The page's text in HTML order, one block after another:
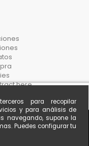
para recopilar
y para análisis de
navegando, supone la
Puedes configurar tu
here